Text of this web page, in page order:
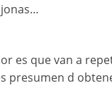
es que van a
presumen d